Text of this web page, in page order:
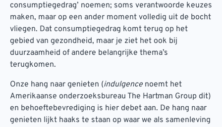
consumptiegedrag’ noemen; soms verantwoorde keuzes
maken, maar op een ander moment volledig uit de bocht
vliegen. Dat consumptiegedrag komt terug op het
gebied van gezondheid, maar je ziet het ook bij
duurzaamheid of andere belangrijke thema’s
terugkomen.
Onze hang naar genieten (indulgencenoemt het
Amerikaanse onderzoeksbureau The Hartman Group dit)
en behoeftebevrediging is hier debet aan. De hang naar
genieten lijkt haaks te staan op waar we als samenleving